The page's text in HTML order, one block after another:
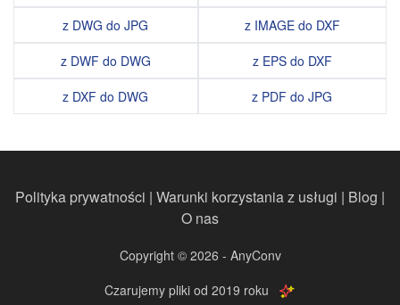
z DWG do JPG
z DWF do DWG
z DXF do DWG
z IMAGE do DXF
z EPS do DXF
z PDF do JPG
Polityka prywatności | Warunki korzystania z usługi | Blog |
O nas
Copyright © 2026 - AnyConv
Czarujemy pliki od 2019 roku